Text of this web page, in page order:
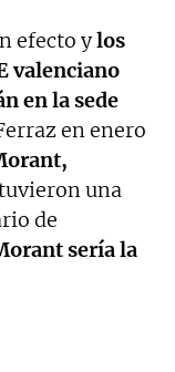
efecto ylos
valenciano
en la sede
en enero
una
de
sería la